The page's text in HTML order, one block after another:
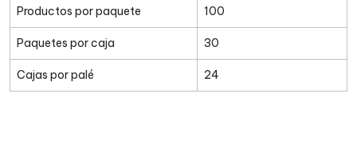
Productos por paquete 100
Paquetes por caja 30
Cajas por palé 24